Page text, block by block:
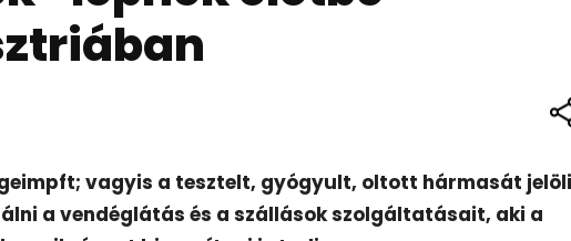
vagyis a tesztelt, gyógyult, oltott hármasát
a vendéglátás és a szállások szolgáltatásait, aki a